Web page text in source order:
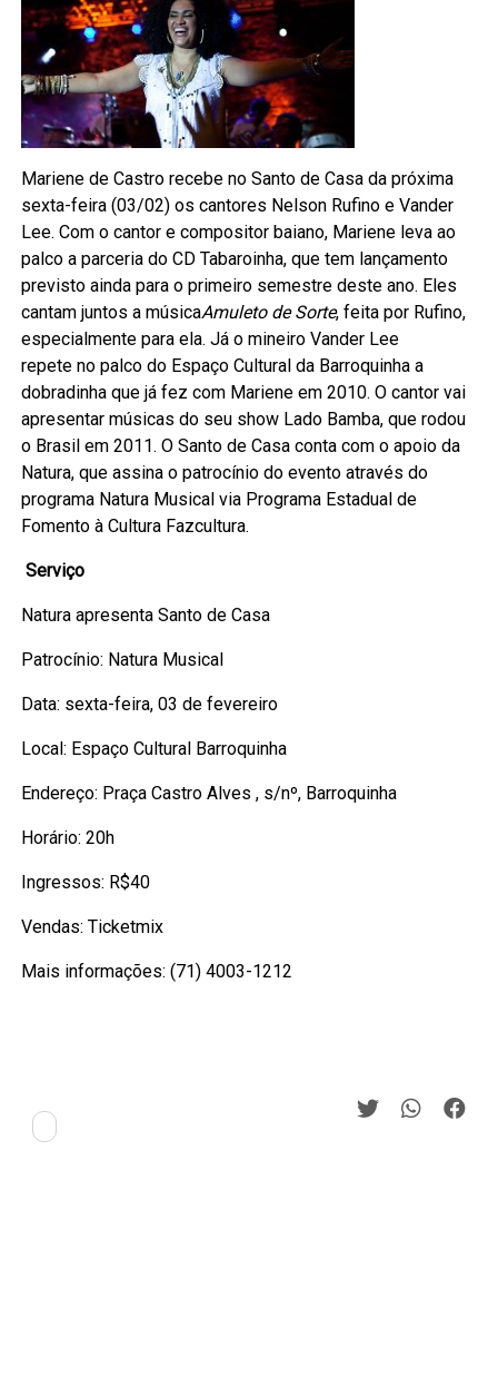
Mariene de Castro recebe no Santo de Casa da próxima
sexta-feira (03/02) os cantores Nelson Rufino e Vander
Lee. Com o cantor e compositor baiano, Mariene leva ao
palco a parceria do CD Tabaroinha, que tem lançamento
previsto ainda para o primeiro semestre deste ano. Eles
cantam juntos a músicaAmuleto de Sorte, feita por Rufino,
especialmente para ela. Já o mineiro Vander Lee
repete no palco do Espaço Cultural da Barroquinha a
dobradinha que já fez com Mariene em 2010. O cantor vai
apresentar músicas do seu show Lado Bamba, que rodou
o Brasil em 2011. O Santo de Casa conta com o apoio da
Natura, que assina o patrocínio do evento através do
programa Natura Musical via Programa Estadual de
Fomento à Cultura Fazcultura.
Serviço
Natura apresenta Santo de Casa
Patrocínio: Natura Musical
Data: sexta-feira, 03 de fevereiro
Local: Espaço Cultural Barroquinha
Endereço: Praça Castro Alves , s/nº, Barroquinha
Horário: 20h
Ingressos: R$40
Vendas: Ticketmix
Mais informações: (71) 4003-1212